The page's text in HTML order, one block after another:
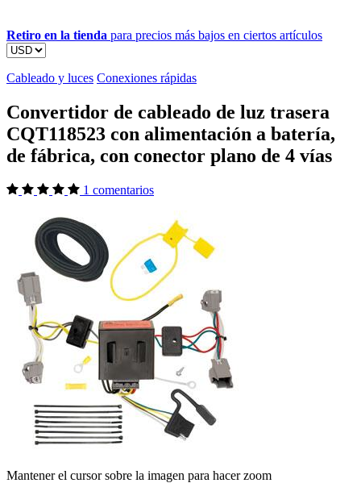
Retiro en la tienda para precios más bajos en ciertos artículos
Cableado y luces Conexiones rápidas
Convertidor de cableado de luz trasera
CQT118523 con alimentación a batería,
de fábrica, con conector plano de 4 vías
1 comentarios
Mantener el cursor sobre la imagen para hacer zoom